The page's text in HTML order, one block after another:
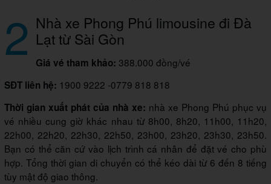
2 Nhà xe Phong Phú limousine đi Đà
Lạt từ Sài Gòn
Giá vé tham khảo: 388.000 đồng/vé
SĐT liên hệ: 1900 9222 -0779 818 818
Thời gian xuất phát của nhà xe: nhà xe Phong Phú phục vụ
vé nhiều cung giờ khác nhau từ 8h00, 8h20, 11h00, 11h20,
22h00, 22h20, 22h30, 22h50, 23h00, 23h20, 23h30, 23h50.
Bạn có thể căn cứ vào lịch trình cá nhân để đặt vé cho phù
hợp. Tổng thời gian di chuyển có thể kéo dài từ 6 đến 8 tiếng
tùy mật độ giao thông.